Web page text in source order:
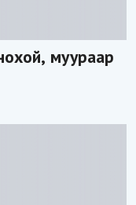
муураар